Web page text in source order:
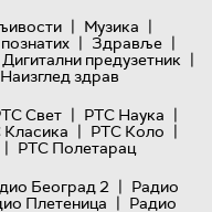
| Музика |
| Здравље |
Дигитални предузетник |
Наизглед здрав
Свет | РТС Наука |
| РТС Коло |
| РТС Полетарац
Београд 2 | Радио
Плетеница | Радио